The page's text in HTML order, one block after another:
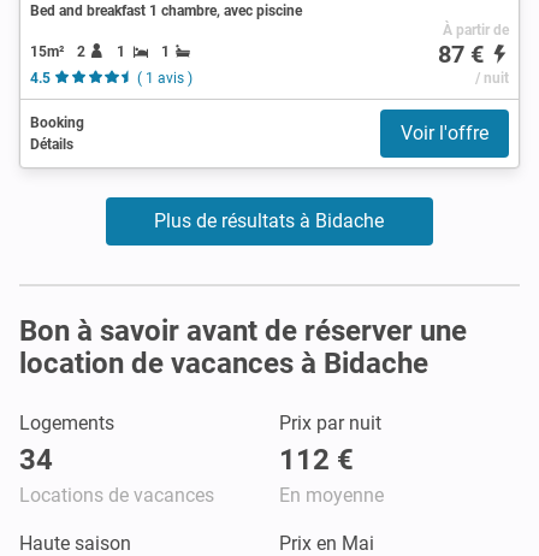
Bed and breakfast 1 chambre, avec piscine
15m² 2 1
1
4.5
( 1 avis )
À partir de
87 €
/ nuit
Booking
Détails
Voir l'offre
Plus de résultats à Bidache
Bon à savoir avant de réserver une
location de vacances à Bidache
Logements
34
Locations de vacances
Prix par nuit
112 €
En moyenne
Haute saison Prix en Mai